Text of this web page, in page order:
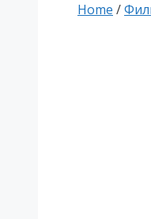
Home /